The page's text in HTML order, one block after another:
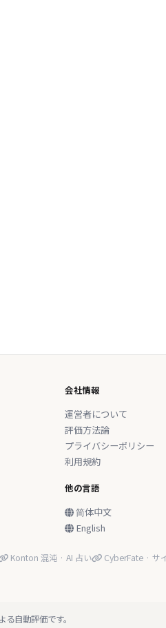
会社情報
運営者について
評価方法論
プライバシーポリシー
利用規約
他の言語
简体中文
English
Konton 混沌 · AI 占い
CyberFate · サ
自動評価です。